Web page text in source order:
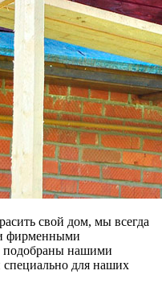
свой дом, мы всегда
фирменными
подобраны нашими
специально для наших